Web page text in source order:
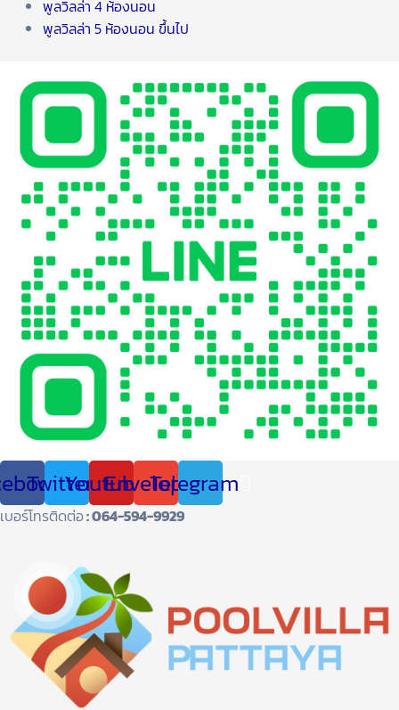
พูลวิลล่า 4 ห้องนอน
พูลวิลล่า 5 ห้องนอน ขึ้นไป
TwitterYoutubeEnvelopeTelegram
เบอร์โทรติดต่อ: 064-594-9929